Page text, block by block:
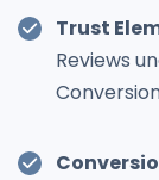
Trust
Reviews